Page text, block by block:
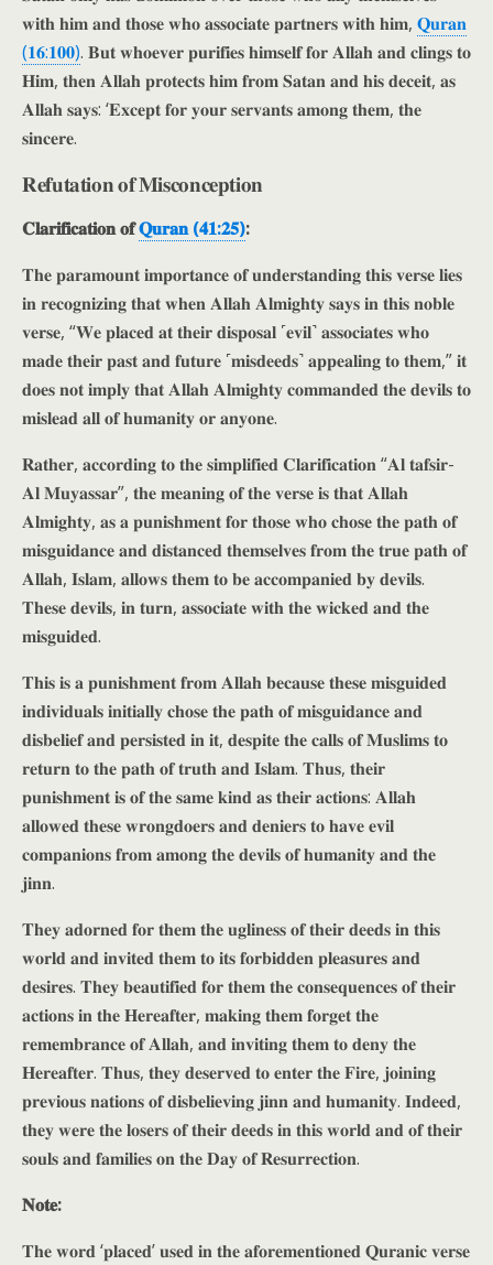
𝐰𝐢𝐭𝐡 𝐡𝐢𝐦 𝐚𝐧𝐝 𝐭𝐡𝐨𝐬𝐞 𝐰𝐡𝐨 𝐚𝐬𝐬𝐨𝐜𝐢𝐚𝐭𝐞 𝐩𝐚𝐫𝐭𝐧𝐞𝐫𝐬 𝐰𝐢𝐭𝐡 𝐡𝐢𝐦, 𝐐𝐮𝐫𝐚𝐧
(𝟏𝟔:𝟏𝟎𝟎). 𝐁𝐮𝐭 𝐰𝐡𝐨𝐞𝐯𝐞𝐫 𝐩𝐮𝐫𝐢𝐟𝐢𝐞𝐬 𝐡𝐢𝐦𝐬𝐞𝐥𝐟 𝐟𝐨𝐫 𝐀𝐥𝐥𝐚𝐡 𝐚𝐧𝐝 𝐜𝐥𝐢𝐧𝐠𝐬 𝐭𝐨
𝐇𝐢𝐦, 𝐭𝐡𝐞𝐧 𝐀𝐥𝐥𝐚𝐡 𝐩𝐫𝐨𝐭𝐞𝐜𝐭𝐬 𝐡𝐢𝐦 𝐟𝐫𝐨𝐦 𝐒𝐚𝐭𝐚𝐧 𝐚𝐧𝐝 𝐡𝐢𝐬 𝐝𝐞𝐜𝐞𝐢𝐭, 𝐚𝐬
𝐀𝐥𝐥𝐚𝐡 𝐬𝐚𝐲𝐬: ‘𝐄𝐱𝐜𝐞𝐩𝐭 𝐟𝐨𝐫 𝐲𝐨𝐮𝐫 𝐬𝐞𝐫𝐯𝐚𝐧𝐭𝐬 𝐚𝐦𝐨𝐧𝐠 𝐭𝐡𝐞𝐦, 𝐭𝐡𝐞
𝐬𝐢𝐧𝐜𝐞𝐫𝐞.
𝐑𝐞𝐟𝐮𝐭𝐚𝐭𝐢𝐨𝐧 𝐨𝐟 𝐌𝐢𝐬𝐜𝐨𝐧𝐜𝐞𝐩𝐭𝐢𝐨𝐧
𝐂𝐥𝐚𝐫𝐢𝐟𝐢𝐜𝐚𝐭𝐢𝐨𝐧 𝐨𝐟𝐐𝐮𝐫𝐚𝐧 (𝟒𝟏:𝟐𝟓):
𝐓𝐡𝐞 𝐩𝐚𝐫𝐚𝐦𝐨𝐮𝐧𝐭 𝐢𝐦𝐩𝐨𝐫𝐭𝐚𝐧𝐜𝐞 𝐨𝐟 𝐮𝐧𝐝𝐞𝐫𝐬𝐭𝐚𝐧𝐝𝐢𝐧𝐠 𝐭𝐡𝐢𝐬 𝐯𝐞𝐫𝐬𝐞 𝐥𝐢𝐞𝐬
𝐢𝐧 𝐫𝐞𝐜𝐨𝐠𝐧𝐢𝐳𝐢𝐧𝐠 𝐭𝐡𝐚𝐭 𝐰𝐡𝐞𝐧 𝐀𝐥𝐥𝐚𝐡 𝐀𝐥𝐦𝐢𝐠𝐡𝐭𝐲 𝐬𝐚𝐲𝐬 𝐢𝐧 𝐭𝐡𝐢𝐬 𝐧𝐨𝐛𝐥𝐞
𝐯𝐞𝐫𝐬𝐞, “𝐖𝐞 𝐩𝐥𝐚𝐜𝐞𝐝 𝐚𝐭 𝐭𝐡𝐞𝐢𝐫 𝐝𝐢𝐬𝐩𝐨𝐬𝐚𝐥 ˹𝐞𝐯𝐢𝐥˺ 𝐚𝐬𝐬𝐨𝐜𝐢𝐚𝐭𝐞𝐬 𝐰𝐡𝐨
𝐦𝐚𝐝𝐞 𝐭𝐡𝐞𝐢𝐫 𝐩𝐚𝐬𝐭 𝐚𝐧𝐝 𝐟𝐮𝐭𝐮𝐫𝐞 ˹𝐦𝐢𝐬𝐝𝐞𝐞𝐝𝐬˺ 𝐚𝐩𝐩𝐞𝐚𝐥𝐢𝐧𝐠 𝐭𝐨 𝐭𝐡𝐞𝐦,” 𝐢𝐭
𝐝𝐨𝐞𝐬 𝐧𝐨𝐭 𝐢𝐦𝐩𝐥𝐲 𝐭𝐡𝐚𝐭 𝐀𝐥𝐥𝐚𝐡 𝐀𝐥𝐦𝐢𝐠𝐡𝐭𝐲 𝐜𝐨𝐦𝐦𝐚𝐧𝐝𝐞𝐝 𝐭𝐡𝐞 𝐝𝐞𝐯𝐢𝐥𝐬 𝐭𝐨
𝐦𝐢𝐬𝐥𝐞𝐚𝐝 𝐚𝐥𝐥 𝐨𝐟 𝐡𝐮𝐦𝐚𝐧𝐢𝐭𝐲 𝐨𝐫 𝐚𝐧𝐲𝐨𝐧𝐞.
𝐑𝐚𝐭𝐡𝐞𝐫, 𝐚𝐜𝐜𝐨𝐫𝐝𝐢𝐧𝐠 𝐭𝐨 𝐭𝐡𝐞 𝐬𝐢𝐦𝐩𝐥𝐢𝐟𝐢𝐞𝐝 𝐂𝐥𝐚𝐫𝐢𝐟𝐢𝐜𝐚𝐭𝐢𝐨𝐧 “𝐀𝐥 𝐭𝐚𝐟𝐬𝐢𝐫-
𝐀𝐥 𝐌𝐮𝐲𝐚𝐬𝐬𝐚𝐫”, 𝐭𝐡𝐞 𝐦𝐞𝐚𝐧𝐢𝐧𝐠 𝐨𝐟 𝐭𝐡𝐞 𝐯𝐞𝐫𝐬𝐞 𝐢𝐬 𝐭𝐡𝐚𝐭 𝐀𝐥𝐥𝐚𝐡
𝐀𝐥𝐦𝐢𝐠𝐡𝐭𝐲, 𝐚𝐬 𝐚 𝐩𝐮𝐧𝐢𝐬𝐡𝐦𝐞𝐧𝐭 𝐟𝐨𝐫 𝐭𝐡𝐨𝐬𝐞 𝐰𝐡𝐨 𝐜𝐡𝐨𝐬𝐞 𝐭𝐡𝐞 𝐩𝐚𝐭𝐡 𝐨𝐟
𝐦𝐢𝐬𝐠𝐮𝐢𝐝𝐚𝐧𝐜𝐞 𝐚𝐧𝐝 𝐝𝐢𝐬𝐭𝐚𝐧𝐜𝐞𝐝 𝐭𝐡𝐞𝐦𝐬𝐞𝐥𝐯𝐞𝐬 𝐟𝐫𝐨𝐦 𝐭𝐡𝐞 𝐭𝐫𝐮𝐞 𝐩𝐚𝐭𝐡 𝐨𝐟
𝐀𝐥𝐥𝐚𝐡, 𝐈𝐬𝐥𝐚𝐦, 𝐚𝐥𝐥𝐨𝐰𝐬 𝐭𝐡𝐞𝐦 𝐭𝐨 𝐛𝐞 𝐚𝐜𝐜𝐨𝐦𝐩𝐚𝐧𝐢𝐞𝐝 𝐛𝐲 𝐝𝐞𝐯𝐢𝐥𝐬.
𝐓𝐡𝐞𝐬𝐞 𝐝𝐞𝐯𝐢𝐥𝐬, 𝐢𝐧 𝐭𝐮𝐫𝐧, 𝐚𝐬𝐬𝐨𝐜𝐢𝐚𝐭𝐞 𝐰𝐢𝐭𝐡 𝐭𝐡𝐞 𝐰𝐢𝐜𝐤𝐞𝐝 𝐚𝐧𝐝 𝐭𝐡𝐞
𝐦𝐢𝐬𝐠𝐮𝐢𝐝𝐞𝐝.
𝐓𝐡𝐢𝐬 𝐢𝐬 𝐚 𝐩𝐮𝐧𝐢𝐬𝐡𝐦𝐞𝐧𝐭 𝐟𝐫𝐨𝐦 𝐀𝐥𝐥𝐚𝐡 𝐛𝐞𝐜𝐚𝐮𝐬𝐞 𝐭𝐡𝐞𝐬𝐞 𝐦𝐢𝐬𝐠𝐮𝐢𝐝𝐞𝐝
𝐢𝐧𝐝𝐢𝐯𝐢𝐝𝐮𝐚𝐥𝐬 𝐢𝐧𝐢𝐭𝐢𝐚𝐥𝐥𝐲 𝐜𝐡𝐨𝐬𝐞 𝐭𝐡𝐞 𝐩𝐚𝐭𝐡 𝐨𝐟 𝐦𝐢𝐬𝐠𝐮𝐢𝐝𝐚𝐧𝐜𝐞 𝐚𝐧𝐝
𝐝𝐢𝐬𝐛𝐞𝐥𝐢𝐞𝐟 𝐚𝐧𝐝 𝐩𝐞𝐫𝐬𝐢𝐬𝐭𝐞𝐝 𝐢𝐧 𝐢𝐭, 𝐝𝐞𝐬𝐩𝐢𝐭𝐞 𝐭𝐡𝐞 𝐜𝐚𝐥𝐥𝐬 𝐨𝐟 𝐌𝐮𝐬𝐥𝐢𝐦𝐬 𝐭𝐨
𝐫𝐞𝐭𝐮𝐫𝐧 𝐭𝐨 𝐭𝐡𝐞 𝐩𝐚𝐭𝐡 𝐨𝐟 𝐭𝐫𝐮𝐭𝐡 𝐚𝐧𝐝 𝐈𝐬𝐥𝐚𝐦. 𝐓𝐡𝐮𝐬, 𝐭𝐡𝐞𝐢𝐫
𝐩𝐮𝐧𝐢𝐬𝐡𝐦𝐞𝐧𝐭 𝐢𝐬 𝐨𝐟 𝐭𝐡𝐞 𝐬𝐚𝐦𝐞 𝐤𝐢𝐧𝐝 𝐚𝐬 𝐭𝐡𝐞𝐢𝐫 𝐚𝐜𝐭𝐢𝐨𝐧𝐬: 𝐀𝐥𝐥𝐚𝐡
𝐚𝐥𝐥𝐨𝐰𝐞𝐝 𝐭𝐡𝐞𝐬𝐞 𝐰𝐫𝐨𝐧𝐠𝐝𝐨𝐞𝐫𝐬 𝐚𝐧𝐝 𝐝𝐞𝐧𝐢𝐞𝐫𝐬 𝐭𝐨 𝐡𝐚𝐯𝐞 𝐞𝐯𝐢𝐥
𝐜𝐨𝐦𝐩𝐚𝐧𝐢𝐨𝐧𝐬 𝐟𝐫𝐨𝐦 𝐚𝐦𝐨𝐧𝐠 𝐭𝐡𝐞 𝐝𝐞𝐯𝐢𝐥𝐬 𝐨𝐟 𝐡𝐮𝐦𝐚𝐧𝐢𝐭𝐲 𝐚𝐧𝐝 𝐭𝐡𝐞
𝐣𝐢𝐧𝐧.
𝐓𝐡𝐞𝐲 𝐚𝐝𝐨𝐫𝐧𝐞𝐝 𝐟𝐨𝐫 𝐭𝐡𝐞𝐦 𝐭𝐡𝐞 𝐮𝐠𝐥𝐢𝐧𝐞𝐬𝐬 𝐨𝐟 𝐭𝐡𝐞𝐢𝐫 𝐝𝐞𝐞𝐝𝐬 𝐢𝐧 𝐭𝐡𝐢𝐬
𝐰𝐨𝐫𝐥𝐝 𝐚𝐧𝐝 𝐢𝐧𝐯𝐢𝐭𝐞𝐝 𝐭𝐡𝐞𝐦 𝐭𝐨 𝐢𝐭𝐬 𝐟𝐨𝐫𝐛𝐢𝐝𝐝𝐞𝐧 𝐩𝐥𝐞𝐚𝐬𝐮𝐫𝐞𝐬 𝐚𝐧𝐝
𝐝𝐞𝐬𝐢𝐫𝐞𝐬. 𝐓𝐡𝐞𝐲 𝐛𝐞𝐚𝐮𝐭𝐢𝐟𝐢𝐞𝐝 𝐟𝐨𝐫 𝐭𝐡𝐞𝐦 𝐭𝐡𝐞 𝐜𝐨𝐧𝐬𝐞𝐪𝐮𝐞𝐧𝐜𝐞𝐬 𝐨𝐟 𝐭𝐡𝐞𝐢𝐫
𝐚𝐜𝐭𝐢𝐨𝐧𝐬 𝐢𝐧 𝐭𝐡𝐞 𝐇𝐞𝐫𝐞𝐚𝐟𝐭𝐞𝐫, 𝐦𝐚𝐤𝐢𝐧𝐠 𝐭𝐡𝐞𝐦 𝐟𝐨𝐫𝐠𝐞𝐭 𝐭𝐡𝐞
𝐫𝐞𝐦𝐞𝐦𝐛𝐫𝐚𝐧𝐜𝐞 𝐨𝐟 𝐀𝐥𝐥𝐚𝐡, 𝐚𝐧𝐝 𝐢𝐧𝐯𝐢𝐭𝐢𝐧𝐠 𝐭𝐡𝐞𝐦 𝐭𝐨 𝐝𝐞𝐧𝐲 𝐭𝐡𝐞
𝐇𝐞𝐫𝐞𝐚𝐟𝐭𝐞𝐫. 𝐓𝐡𝐮𝐬, 𝐭𝐡𝐞𝐲 𝐝𝐞𝐬𝐞𝐫𝐯𝐞𝐝 𝐭𝐨 𝐞𝐧𝐭𝐞𝐫 𝐭𝐡𝐞 𝐅𝐢𝐫𝐞, 𝐣𝐨𝐢𝐧𝐢𝐧𝐠
𝐩𝐫𝐞𝐯𝐢𝐨𝐮𝐬 𝐧𝐚𝐭𝐢𝐨𝐧𝐬 𝐨𝐟 𝐝𝐢𝐬𝐛𝐞𝐥𝐢𝐞𝐯𝐢𝐧𝐠 𝐣𝐢𝐧𝐧 𝐚𝐧𝐝 𝐡𝐮𝐦𝐚𝐧𝐢𝐭𝐲. 𝐈𝐧𝐝𝐞𝐞𝐝,
𝐭𝐡𝐞𝐲 𝐰𝐞𝐫𝐞 𝐭𝐡𝐞 𝐥𝐨𝐬𝐞𝐫𝐬 𝐨𝐟 𝐭𝐡𝐞𝐢𝐫 𝐝𝐞𝐞𝐝𝐬 𝐢𝐧 𝐭𝐡𝐢𝐬 𝐰𝐨𝐫𝐥𝐝 𝐚𝐧𝐝 𝐨𝐟 𝐭𝐡𝐞𝐢𝐫
𝐬𝐨𝐮𝐥𝐬 𝐚𝐧𝐝 𝐟𝐚𝐦𝐢𝐥𝐢𝐞𝐬 𝐨𝐧 𝐭𝐡𝐞 𝐃𝐚𝐲 𝐨𝐟 𝐑𝐞𝐬𝐮𝐫𝐫𝐞𝐜𝐭𝐢𝐨𝐧.
𝐍𝐨𝐭𝐞:
𝐓𝐡𝐞 𝐰𝐨𝐫𝐝 ‘𝐩𝐥𝐚𝐜𝐞𝐝’ 𝐮𝐬𝐞𝐝 𝐢𝐧 𝐭𝐡𝐞 𝐚𝐟𝐨𝐫𝐞𝐦𝐞𝐧𝐭𝐢𝐨𝐧𝐞𝐝 𝐐𝐮𝐫𝐚𝐧𝐢𝐜 𝐯𝐞𝐫𝐬𝐞